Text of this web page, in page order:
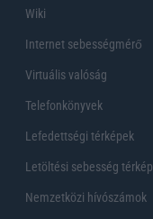
Wiki
Internet sebességmérő
Virtuális valóság
Telefonkönyvek
Lefedettségi térképek
Letöltési sebesség térkép
Nemzetközi hívószámok